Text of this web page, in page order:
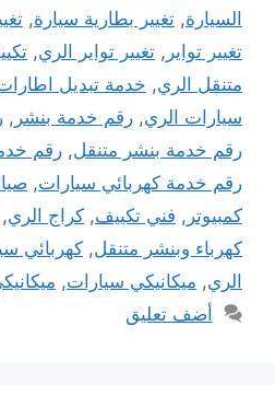
السيارة, تغيير بطارية سيارة,
تغيير تواير , تغيير تواير الري,
متنقل الري, خدمة تبديل
سيارات الري, رقم خدمة بنشر ,
رقم خدمة بنشر متنقل, رقم
رقم خدمة كهربائي سيارات,
كمبيوتر , فني تكييف, كراج الري,
كهرباء وبنشر متنقل, كهربائي
الري, ميكانيكي سيارات,
أضف تعليق